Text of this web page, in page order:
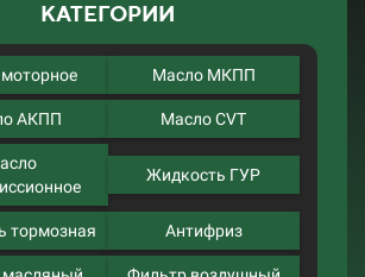
КАТЕГОРИИ
Масло МКПП
АКПП Масло CVT
Жидкость ГУР
тормозная Антифриз